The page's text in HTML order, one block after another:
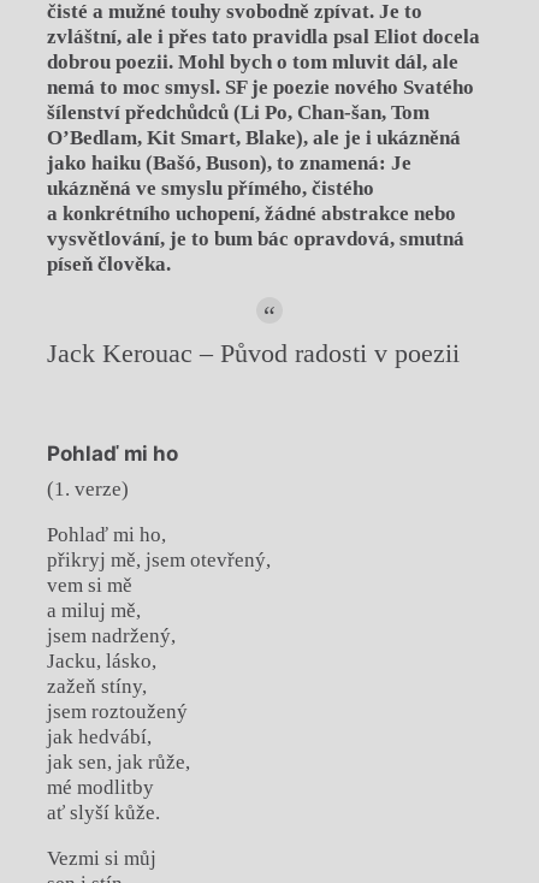
čisté a mužné touhy svobodně zpívat. Je to
zvláštní, ale i přes tato pravidla psal Eliot docela
dobrou poezii. Mohl bych o tom mluvit dál, ale
nemá to moc smysl. SF je poezie nového Svatého
šílenství předchůdců (Li Po, Chan-šan, Tom
O’Bedlam, Kit Smart, Blake), ale je i ukázněná
jako haiku (Bašó, Buson), to znamená: Je
ukázněná ve smyslu přímého, čistého
a konkrétního uchopení, žádné abstrakce nebo
vysvětlování, je to bum bác opravdová, smutná
píseň člověka.
Jack Kerouac – Původ radosti v poezii
Pohlaď mi ho
(1. verze)
Pohlaď mi ho,
přikryj mě, jsem otevřený,
vem si mě
a miluj mě,
jsem nadržený,
Jacku, lásko,
zažeň stíny,
jsem roztoužený
jak hedvábí,
jak sen, jak růže,
mé modlitby
ať slyší kůže.
Vezmi si můj